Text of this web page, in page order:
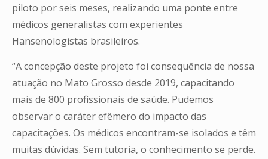
piloto por seis meses, realizando uma ponte entre
médicos generalistas com experientes
Hansenologistas brasileiros.
“A concepção deste projeto foi consequência de nossa
atuação no Mato Grosso desde 2019, capacitando
mais de 800 profissionais de saúde. Pudemos
observar o caráter efêmero do impacto das
capacitações. Os médicos encontram-se isolados e têm
muitas dúvidas. Sem tutoria, o conhecimento se perde.